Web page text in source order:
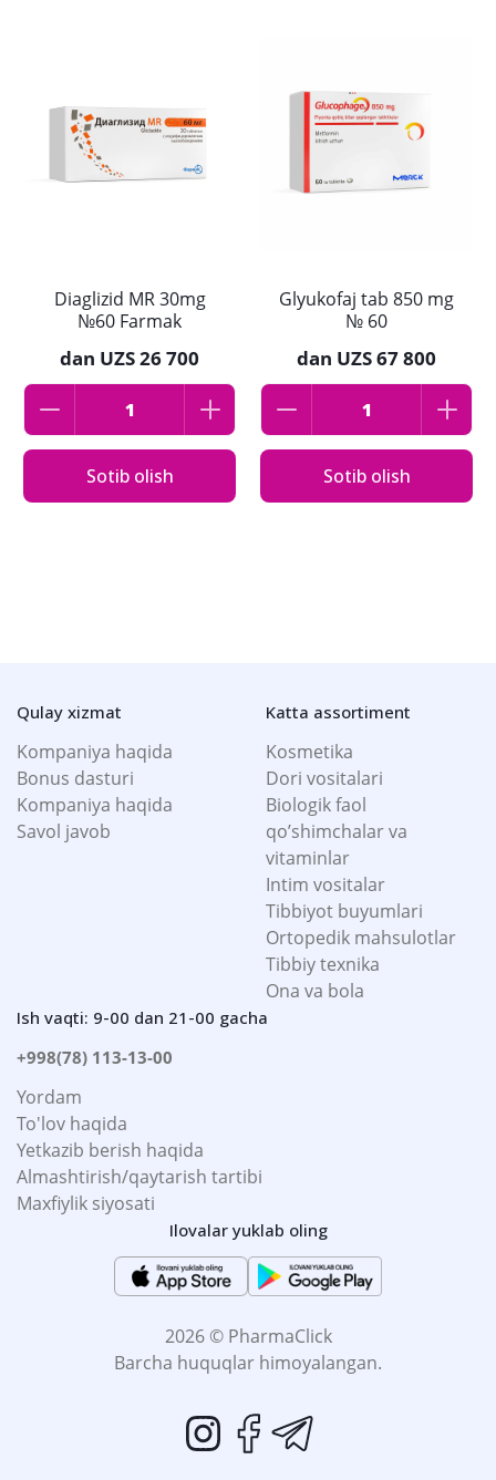
Diaglizid MR 30mg
№60 Farmak
dan UZS 26 700
Sotib olish
Glyukofaj tab 850 mg
№ 60
dan UZS 67 800
Sotib olish
Qulay xizmat
Kompaniya haqida
Bonus dasturi
Kompaniya haqida
Savol javob
Katta assortiment
Kosmetika
Dori vositalari
Biologik faol
qo’shimchalar va
vitaminlar
Intim vositalar
Tibbiyot buyumlari
Ortopedik mahsulotlar
Tibbiy texnika
Ona va bola
Ish vaqti: 9-00 dan 21-00 gacha
+998(78) 113-13-00
Yordam
To'lov haqida
Yetkazib berish haqida
Almashtirish/qaytarish tartibi
Maxfiylik siyosati
Ilovalar yuklab oling
2026 © PharmaClick
Barcha huquqlar himoyalangan.